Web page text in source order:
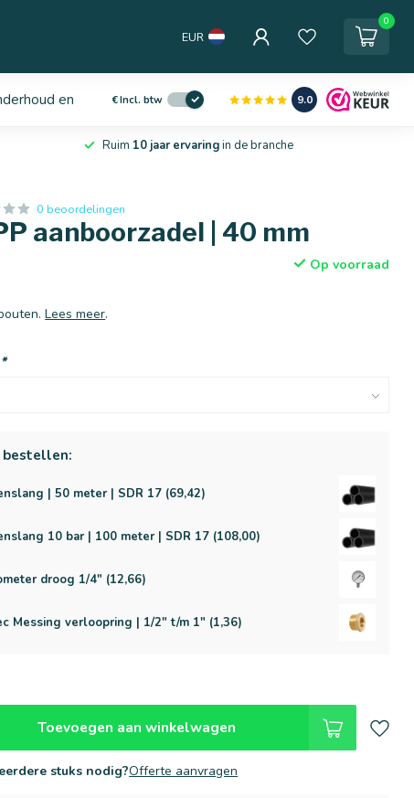
EUR
0
en service
€Incl. btw 9.0
Ruim 10 jaar ervaringin de branche
0 beoordelingen
aanboorzadel | 40 mm
Op voorraad
Lees meer.
*
bestellen:
| 50 meter | SDR 17 (69,42)
10 bar | 100 meter | SDR 17 (108,00)
droog 1/4" (12,66)
Messing verloopring | 1/2" t/m 1" (1,36)
Toevoegen aan winkelwagen
stuks nodig?Offerte aanvragen